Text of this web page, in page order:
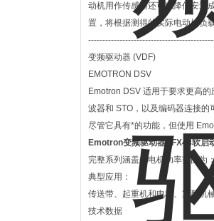
动机用作传感器还可以降低安装
置，将根据测得的实际电动机负
变频驱动器 (VDF)
EMOTRON DSV
Emotron DSV 适用于要求更高
波器和 STO，以及编码器连接
尽管它具有*的功能，但使用
Emotron变频驱动器VFX48软启
完整系列涵盖的电机功率范围为
典型应用：
传送带、起重机和电梯、重型机
技术数据